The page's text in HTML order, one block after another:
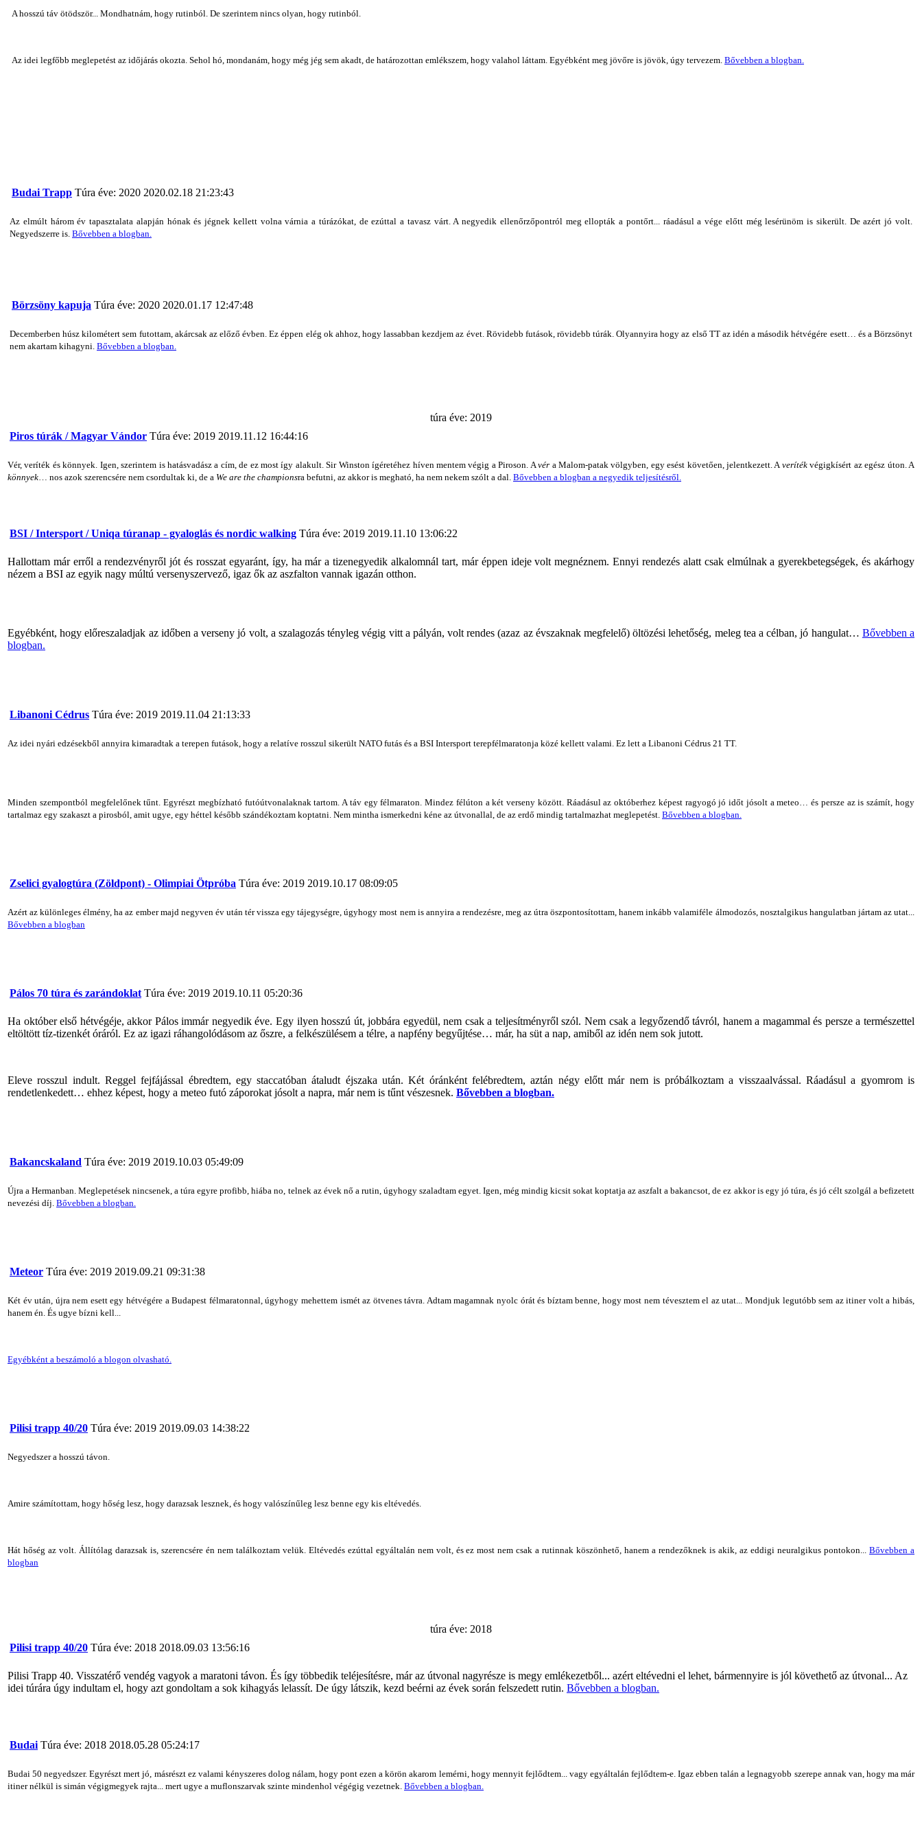
A hosszú táv ötödször... Mondhatnám, hogy rutinból. De szerintem nincs olyan, hogy rutinból.
Az idei legfőbb meglepetést az időjárás okozta. Sehol hó, mondanám, hogy még jég sem akadt, de határozottan emlékszem, hogy valahol láttam. Egyébként meg jövőre is jövök, úgy tervezem. Bővebben a blogban.
Budai Trapp Túra éve: 2020 2020.02.18 21:23:43
Az elmúlt három év tapasztalata alapján hónak és jégnek kellett volna várnia a túrázókat, de ezúttal a tavasz várt. A negyedik ellenőrzőpontról meg ellopták a pontőrt... ráadásul a vége előtt még lesérünöm is sikerült. De azért jó volt.
Negyedszerre is. Bővebben a blogban.
Börzsöny kapuja Túra éve: 2020 2020.01.17 12:47:48
Decemberben húsz kilométert sem futottam, akárcsak az előző évben. Ez éppen elég ok ahhoz, hogy lassabban kezdjem az évet. Rövidebb futások, rövidebb túrák. Olyannyira hogy az első TT az idén a második hétvégére esett… és a Börzsönyt
nem akartam kihagyni. Bővebben a blogban.
túra éve: 2019
Piros túrák / Magyar Vándor Túra éve: 2019 2019.11.12 16:44:16
Vér, veríték és könnyek. Igen, szerintem is hatásvadász a cím, de ez most így alakult. Sir Winston ígéretéhez híven mentem végig a Piroson. Avér a Malom-patak völgyben, egy esést követően, jelentkezett. Averítékvégigkísért az egész úton. A
könnyek… nos azok szerencsére nem csordultak ki, de a We are the championsra befutni, az akkor is megható, ha nem nekem szólt a dal. Bővebben a blogban a negyedik teljesítésről.
BSI / Intersport / Uniqa túranap - gyaloglás és nordic walking Túra éve: 2019 2019.11.10 13:06:22
Hallottam már erről a rendezvényről jót és rosszat egyaránt, így, ha már a tizenegyedik alkalomnál tart, már éppen ideje volt megnéznem. Ennyi rendezés alatt csak elmúlnak a gyerekbetegségek, és akárhogy
nézem a BSI az egyik nagy múltú versenyszervező, igaz ők az aszfalton vannak igazán otthon.
Egyébként, hogy előreszaladjak az időben a verseny jó volt, a szalagozás tényleg végig vitt a pályán, volt rendes (azaz az évszaknak megfelelő) öltözési lehetőség, meleg tea a célban, jó hangulat… Bővebben a
blogban.
Libanoni Cédrus Túra éve: 2019 2019.11.04 21:13:33
Az idei nyári edzésekből annyira kimaradtak a terepen futások, hogy a relatíve rosszul sikerült NATO futás és a BSI Intersport terepfélmaratonja közé kellett valami. Ez lett a Libanoni Cédrus 21 TT.
Minden szempontból megfelelőnek tűnt. Egyrészt megbízható futóútvonalaknak tartom. A táv egy félmaraton. Mindez félúton a két verseny között. Ráadásul az októberhez képest ragyogó jó időt jósolt a meteo… és persze az is számít, hogy
tartalmaz egy szakaszt a pirosból, amit ugye, egy héttel később szándékoztam koptatni. Nem mintha ismerkedni kéne az útvonallal, de az erdő mindig tartalmazhat meglepetést. Bővebben a blogban.
Zselici gyalogtúra (Zöldpont) - Olimpiai Ötpróba Túra éve: 2019 2019.10.17 08:09:05
Azért az különleges élmény, ha az ember majd negyven év után tér vissza egy tájegységre, úgyhogy most nem is annyira a rendezésre, meg az útra öszpontosítottam, hanem inkább valamiféle álmodozós, nosztalgikus hangulatban jártam az utat...
Bővebben a blogban
Pálos 70 túra és zarándoklat Túra éve: 2019 2019.10.11 05:20:36
Ha október első hétvégéje, akkor Pálos immár negyedik éve. Egy ilyen hosszú út, jobbára egyedül, nem csak a teljesítményről szól. Nem csak a legyőzendő távról, hanem a magammal és persze a természettel
eltöltött tíz-tizenkét óráról. Ez az igazi ráhangolódásom az őszre, a felkészülésem a télre, a napfény begyűjtése… már, ha süt a nap, amiből az idén nem sok jutott.
Eleve rosszul indult. Reggel fejfájással ébredtem, egy staccatóban átaludt éjszaka után. Két óránként felébredtem, aztán négy előtt már nem is próbálkoztam a visszaalvással. Ráadásul a gyomrom is
rendetlenkedett… ehhez képest, hogy a meteo futó záporokat jósolt a napra, már nem is tűnt vészesnek. Bővebben a blogban.
Bakancskaland Túra éve: 2019 2019.10.03 05:49:09
Újra a Hermanban. Meglepetések nincsenek, a túra egyre profibb, hiába no, telnek az évek nő a rutin, úgyhogy szaladtam egyet. Igen, még mindig kicsit sokat koptatja az aszfalt a bakancsot, de ez akkor is egy jó túra, és jó célt szolgál a befizetett
nevezési díj. Bővebben a blogban.
Meteor Túra éve: 2019 2019.09.21 09:31:38
Két év után, újra nem esett egy hétvégére a Budapest félmaratonnal, úgyhogy mehettem ismét az ötvenes távra. Adtam magamnak nyolc órát és bíztam benne, hogy most nem tévesztem el az utat... Mondjuk legutóbb sem az itiner volt a hibás,
hanem én. És ugye bízni kell...
Egyébként a beszámoló a blogon olvasható.
Pilisi trapp 40/20 Túra éve: 2019 2019.09.03 14:38:22
Negyedszer a hosszú távon.
Amire számítottam, hogy hőség lesz, hogy darazsak lesznek, és hogy valószínűleg lesz benne egy kis eltévedés.
Hát hőség az volt. Állítólag darazsak is, szerencsére én nem találkoztam velük. Eltévedés ezúttal egyáltalán nem volt, és ez most nem csak a rutinnak köszönhető, hanem a rendezőknek is akik, az eddigi neuralgikus pontokon...Bővebben a
blogban
túra éve: 2018
Pilisi trapp 40/20 Túra éve: 2018 2018.09.03 13:56:16
Pilisi Trapp 40. Visszatérő vendég vagyok a maratoni távon. És így többedik teléjesítésre, már az útvonal nagyrésze is megy emlékezetből... azért eltévedni el lehet, bármennyire is jól követhető az útvonal... Az
idei túrára úgy indultam el, hogy azt gondoltam a sok kihagyás lelassít. De úgy látszik, kezd beérni az évek során felszedett rutin. Bővebben a blogban.
Budai Túra éve: 2018 2018.05.28 05:24:17
Budai 50 negyedszer. Egyrészt mert jó, másrészt ez valami kényszeres dolog nálam, hogy pont ezen a körön akarom lemérni, hogy mennyit fejlődtem... vagy egyáltalán fejlődtem-e. Igaz ebben talán a legnagyobb szerepe annak van, hogy ma már
itiner nélkül is simán végigmegyek rajta... mert ugye a muflonszarvak szinte mindenhol végégig vezetnek. Bővebben a blogban.